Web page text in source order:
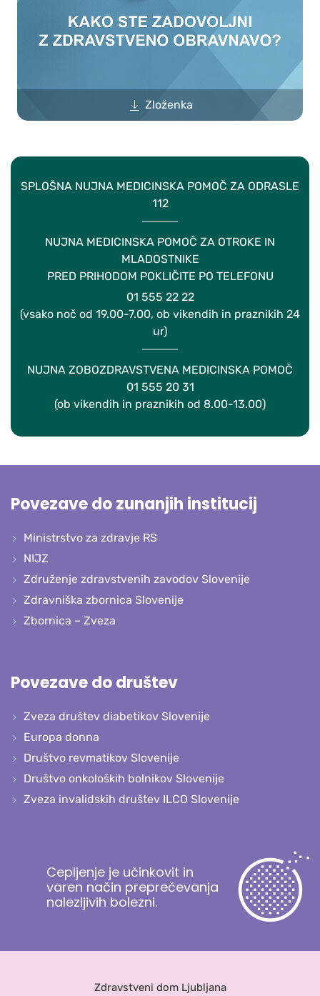
Zloženka
SPLOŠNA NUJNA MEDICINSKA POMOČ ZA ODRASLE
112
NUJNA MEDICINSKA POMOČ ZA OTROKE IN
MLADOSTNIKE
PRED PRIHODOM POKLIČITE PO TELEFONU
01 555 22 22
(vsako noč od 19.00-7.00, ob vikendih in praznikih 24
ur)
NUJNA ZOBOZDRAVSTVENA MEDICINSKA POMOČ
01 555 20 31
(ob vikendih in praznikih od 8.00-13.00)
Povezave do zunanjih institucij
Ministrstvo za zdravje RS
NIJZ
Združenje zdravstvenih zavodov Slovenije
Zdravniška zbornica Slovenije
Zbornica – Zveza
Povezave do društev
Zveza društev diabetikov Slovenije
Europa donna
Društvo revmatikov Slovenije
Društvo onkoloških bolnikov Slovenije
Zveza invalidskih društev ILCO Slovenije
Cepljenje je učinkovit in
varen način preprečevanja
nalezljivih bolezni.
Zdravstveni dom Ljubljana